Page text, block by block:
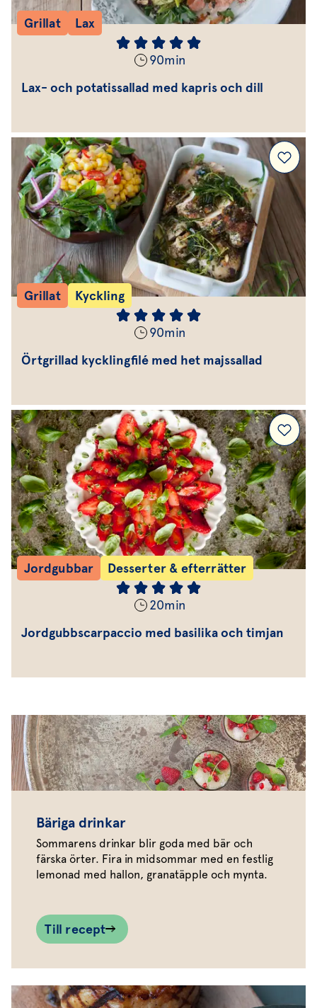
Grillat Lax
90min
Lax- och potatissallad med kapris och dill
Grillat Kyckling
90min
Örtgrillad kycklingfilé med het majssallad
Jordgubbar Desserter & efterrätter
20min
Jordgubbscarpaccio med basilika och timjan
Bäriga drinkar
Sommarens drinkar blir goda med bär och
färska örter. Fira in midsommar med en festlig
lemonad med hallon, granatäpple och mynta.
Till recept